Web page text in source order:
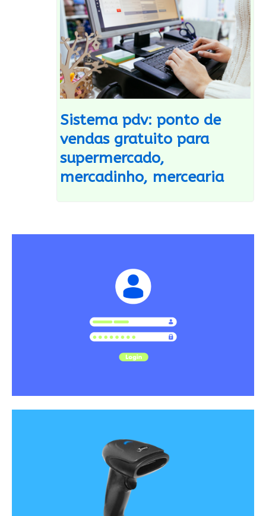
Sistema pdv: ponto de
vendas gratuito para
supermercado,
mercadinho, mercearia